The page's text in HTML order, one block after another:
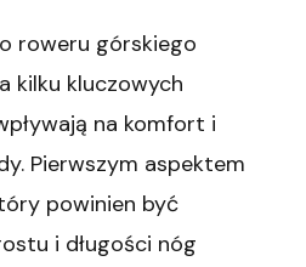
roweru górskiego
kilku kluczowych
na komfort i
Pierwszym aspektem
powinien być
i długości nóg